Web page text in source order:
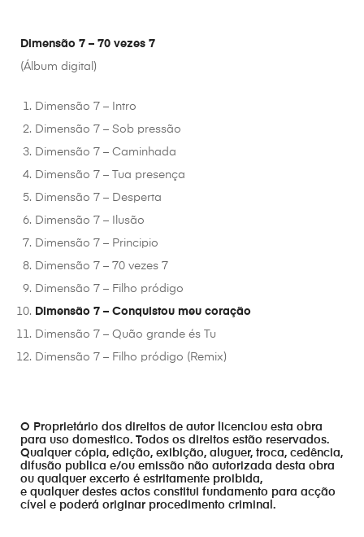
Dimensão 7 – 70 vezes 7
(Álbum digital)
Dimensão 7 – Intro
Dimensão 7 – Sob pressão
Dimensão 7 – Caminhada
Dimensão 7 – Tua presença
Dimensão 7 – Desperta
Dimensão 7 – Ilusão
Dimensão 7 – Principio
Dimensão 7 – 70 vezes 7
Dimensão 7 – Filho pródigo
Dimensão 7 – Conquistou meu coração
Dimensão 7 – Quão grande és Tu
Dimensão 7 – Filho pródigo (Remix)
O Proprietário dos direitos de autor licenciou esta obra
para uso domestico. Todos os direitos estão reservados.
Qualquer cópia, edição, exibição, aluguer, troca, cedência,
difusão publica e/ou emissão não autorizada desta obra
ou qualquer excerto é estritamente proibida,
e qualquer destes actos constitui fundamento para acção
cível e poderá originar procedimento criminal.